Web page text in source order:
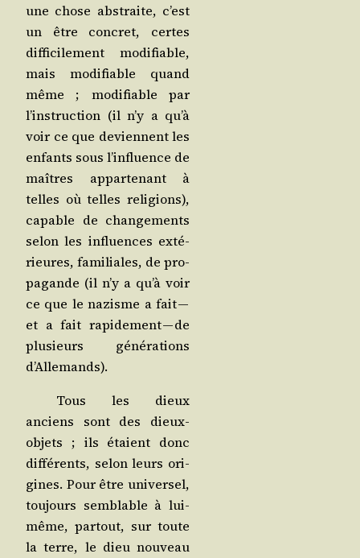
une chose abs­traite, c’est
un être concret, certes
dif­fi­ci­le­ment modi­fiable,
mais modi­fiable quand
même ; modi­fiable par
l’instruction (il n’y a qu’à
voir ce que deviennent les
enfants sous l’influence de
maîtres appar­te­nant à
telles où telles reli­gions),
capable de chan­ge­ments
selon les influences exté­
rieures, fami­liales, de pro­
pa­gande (il n’y a qu’à voir
ce que le nazisme a fait —
et a fait rapi­de­ment — de
plu­sieurs géné­ra­tions
d’Allemands).
Tous les dieux
anciens sont des dieux-
objets ; ils étaient donc
dif­fé­rents, selon leurs ori­
gines. Pour être uni­ver­sel,
tou­jours sem­blable à lui-
même, par­tout, sur toute
la terre, le dieu nou­veau